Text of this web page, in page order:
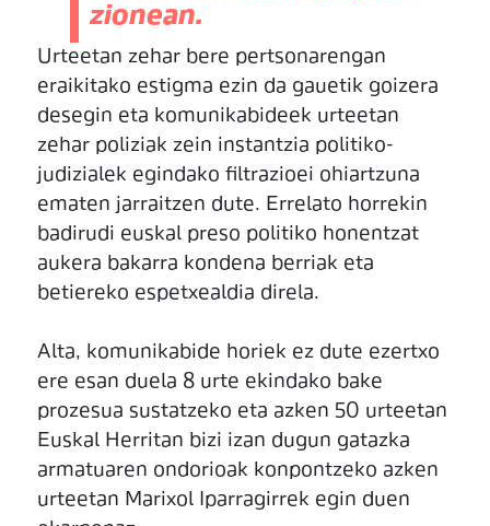
zionean.
Urteetan zehar bere pertsonarengan
eraikitako estigma ezin da gauetik goizera
desegin eta komunikabideek urteetan
zehar poliziak zein instantzia politiko-
judizialek egindako filtrazioei ohiartzuna
ematen jarraitzen dute. Errelato horrekin
badirudi euskal preso politiko honentzat
aukera bakarra kondena berriak eta
betiereko espetxealdia direla.
Alta, komunikabide horiek ez dute ezertxo
ere esan duela 8 urte ekindako bake
prozesua sustatzeko eta azken 50 urteetan
Euskal Herritan bizi izan dugun gatazka
armatuaren ondorioak konpontzeko azken
urteetan Marixol Iparragirrek egin duen